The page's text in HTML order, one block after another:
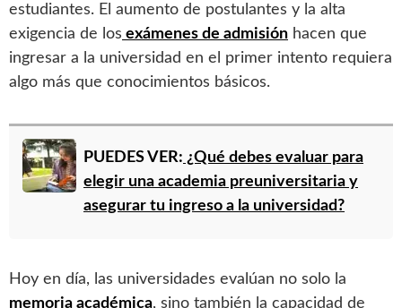
estudiantes. El aumento de postulantes y la alta
exigencia de los exámenes de admisión hacen que
ingresar a la universidad en el primer intento requiera
algo más que conocimientos básicos.
PUEDES VER: ¿Qué debes evaluar para
elegir una academia preuniversitaria y
asegurar tu ingreso a la universidad?
Hoy en día, las universidades evalúan no solo la
memoria académica, sino también la capacidad de